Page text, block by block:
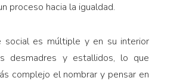
proceso hacia la igualdad.
social es múltiple y en su interior
desmadres y estallidos, lo que
complejo el nombrar y pensar en